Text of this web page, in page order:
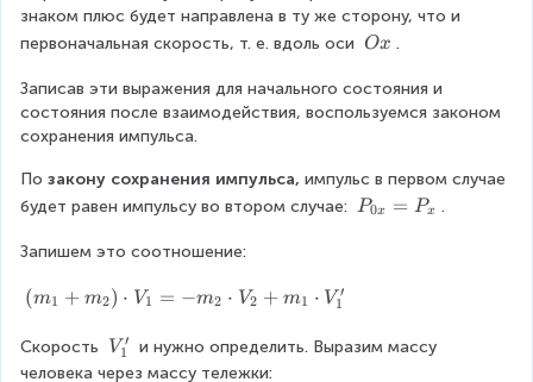
t(
r
a
c
{
}
{
с
}
_
1
m
_
2
\
c
o
t
V
1
-
m
2
\
c
o
t
_
+
_
1
знаком плюс будет направлена в ту же сторону, что и
первоначальная скорость, т. е. вдоль оси \
O
x
Ox .
Записав эти выражения для начального состояния и
состояния после взаимодействия, воспользуемся законом
сохранения импульса.
По закону сохранения импульса, импульс в первом случае
будет равен импульсу во втором случае: P
=
P0x = Px .
Запишем это соотношение:
(
_
1
(m1 + m2) ⋅ V1 = −m2 ⋅ V2 + m1 ⋅ V1
′
Скорость V
_
V1
′
и нужно определить. Выразим массу
человека через массу тележки: